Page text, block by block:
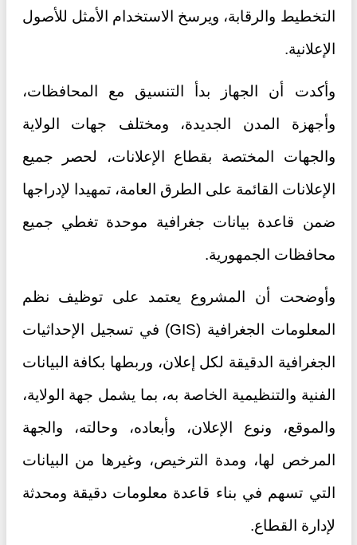
التخطيط والرقابة، ويرسخ الاستخدام الأمثل للأصول
الإعلانية.
وأكدت أن الجهاز بدأ التنسيق مع المحافظات،
وأجهزة المدن الجديدة، ومختلف جهات الولاية
والجهات المختصة بقطاع الإعلانات، لحصر جميع
الإعلانات القائمة على الطرق العامة، تمهيدا لإدراجها
ضمن قاعدة بيانات جغرافية موحدة تغطي جميع
محافظات الجمهورية.
وأوضحت أن المشروع يعتمد على توظيف نظم
المعلومات الجغرافية (GIS) في تسجيل الإحداثيات
الجغرافية الدقيقة لكل إعلان، وربطها بكافة البيانات
الفنية والتنظيمية الخاصة به، بما يشمل جهة الولاية،
والموقع، ونوع الإعلان، وأبعاده، وحالته، والجهة
المرخص لها، ومدة الترخيص، وغيرها من البيانات
التي تسهم في بناء قاعدة معلومات دقيقة ومحدثة
لإدارة القطاع.